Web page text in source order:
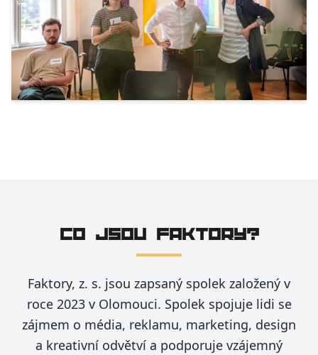
CO JSOU FAKTORY?
Faktory, z. s. jsou zapsaný spolek založený v
roce 2023 v Olomouci. Spolek spojuje lidi se
zájmem o média, reklamu, marketing, design
a kreativní odvětví a podporuje vzájemný